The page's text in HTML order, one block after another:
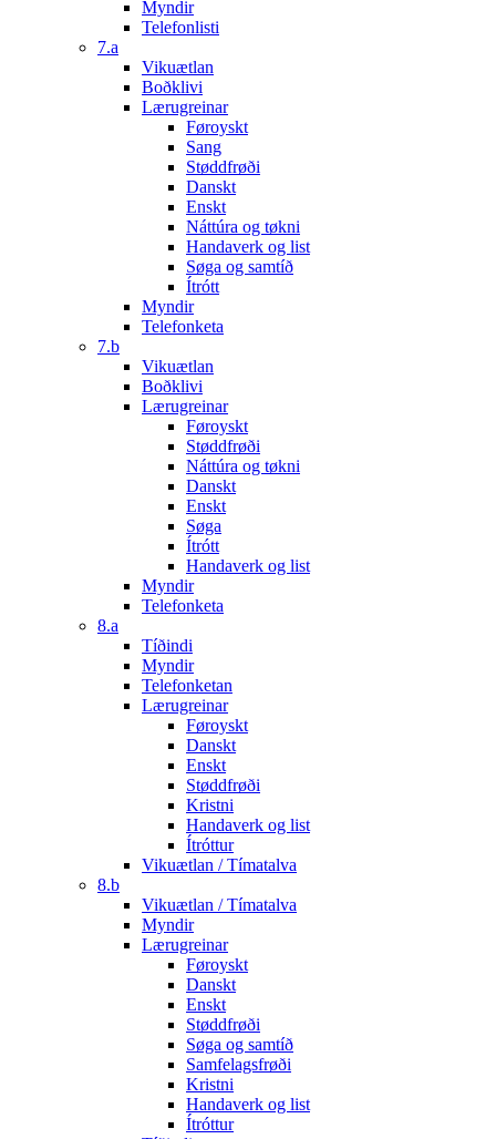
Myndir
Telefonlisti
7.a
Vikuætlan
Boðklivi
Lærugreinar
Føroyskt
Sang
Støddfrøði
Danskt
Enskt
Náttúra og tøkni
Handaverk og list
Søga og samtíð
Ítrótt
Myndir
Telefonketa
7.b
Vikuætlan
Boðklivi
Lærugreinar
Føroyskt
Støddfrøði
Náttúra og tøkni
Danskt
Enskt
Søga
Ítrótt
Handaverk og list
Myndir
Telefonketa
8.a
Tíðindi
Myndir
Telefonketan
Lærugreinar
Føroyskt
Danskt
Enskt
Støddfrøði
Kristni
Handaverk og list
Ítróttur
Vikuætlan / Tímatalva
8.b
Vikuætlan / Tímatalva
Myndir
Lærugreinar
Føroyskt
Danskt
Enskt
Støddfrøði
Søga og samtíð
Samfelagsfrøði
Kristni
Handaverk og list
Ítróttur